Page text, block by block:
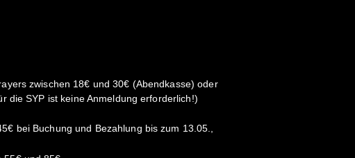
zwischen 18€ und 30€ (Abendkasse) oder
die SYP ist keine Anmeldung erforderlich!)
bei Buchung und Bezahlung bis zum 13.05.,